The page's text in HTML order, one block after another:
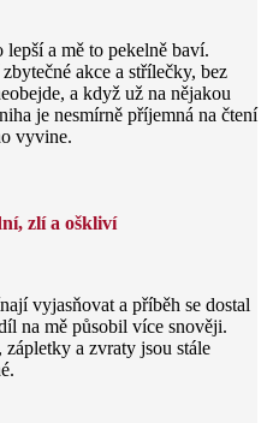
a mě to pekelně baví.
akce a střílečky, bez
a když už na nějakou
je nesmírně příjemná na čtení
vyvine.
zlí a oškliví
vyjasňovat a příběh se dostal
na mě působil více snověji.
zápletky a zvraty jsou stále